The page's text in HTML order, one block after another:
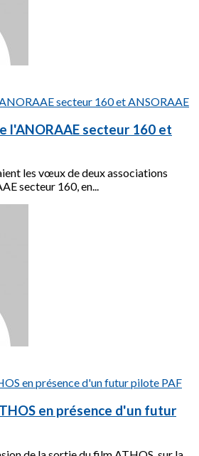
l'ANORAAE secteur 160 et
les vœux de deux associations
secteur 160, en...
en présence d'un futur